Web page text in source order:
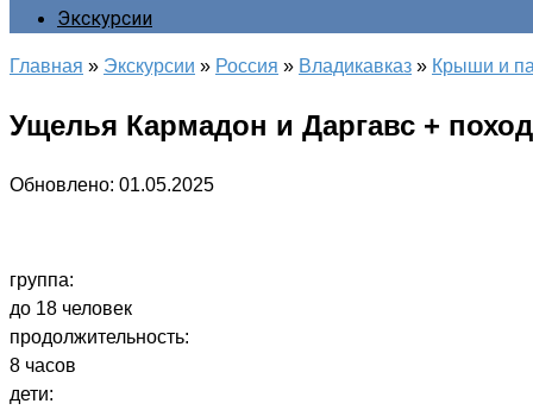
Экскурсии
Главная » Экскурсии » Россия » Владикавказ » Крыши и
Ущелья Кармадон и Даргавс +
Обновлено: 01.05.2025
группа:
до 18 человек
продолжительность:
8 часов
дети: